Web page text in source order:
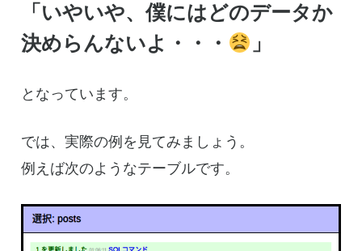
「いやいや、僕にはどのデータか
決めらんないよ・・・
」
となっています。
では、実際の例を見てみましょう。
例えば次のようなテーブルです。